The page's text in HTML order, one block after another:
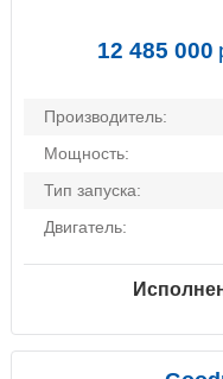
12 485 000
Производитель:
Мощность:
Тип запуска:
Двигатель: